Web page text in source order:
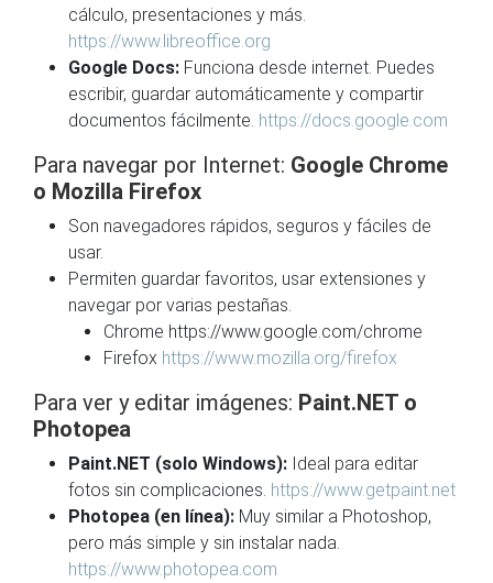
cálculo, presentaciones y más.
https://www.libreoffice.org
Google Docs: Funciona desde internet. Puedes
escribir, guardar automáticamente y compartir
documentos fácilmente. https://docs.google.com
Para navegar por Internet: Google Chrome
o Mozilla Firefox
Son navegadores rápidos, seguros y fáciles de
usar.
Permiten guardar favoritos, usar extensiones y
navegar por varias pestañas.
Chrome https://www.google.com/chrome
Firefox https://www.mozilla.org/firefox
Para ver y editar imágenes: Paint.NET o
Photopea
Paint.NET (solo Windows): Ideal para editar
fotos sin complicaciones. https://www.getpaint.net
Photopea (en línea): Muy similar a Photoshop,
pero más simple y sin instalar nada.
https://www.photopea.com